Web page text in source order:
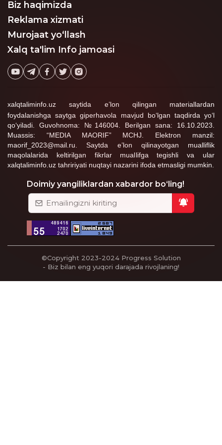
sifatida ko‘rilmoqda.
Biz haqimizda
Reklama xizmati
Murojaat yo‘llash
Xalq ta'lim Info jamoasi
xalqtaliminfo.uz saytida e’lon qilingan materiallardan
foydalanishga saytga giperhavola mavjud bo‘lgan taqdirda yo‘l
qo‘yiladi. Guvohnoma: №146004. Berilgan sana: 16.10.2023.
Muassis: “MEDIA MAORIF” MCHJ. Elektron manzil:
maorif_2023@mail.ru. Saytda e’lon qilinayotgan mualliflik
maqolalarida keltirilgan fikrlar muallifga tegishli va ular
xalqtaliminfo.uz tahririyati nuqtayi nazarini ifoda etmasligi mumkin.
Doimiy yangiliklardan xabardor bo‘ling!
©Copyright 2023-2024 Progress Solution
- Biz bilan eng yuqori darajada rivojlaning!